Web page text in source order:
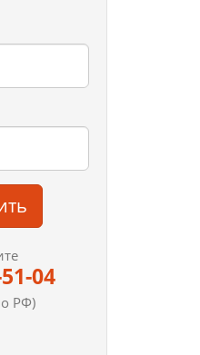
04
РФ)